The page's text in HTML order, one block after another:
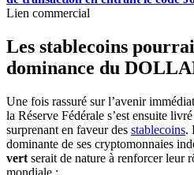
Lien commercial
Les stablecoins
dominance du
Une fois rassuré sur l’avenir
la Réserve Fédérale s’est ensuite
surprenant en faveur des stablecoins.
dominante de ses cryptomonnaies
vert serait de nature à renforcer leur
mondiale :